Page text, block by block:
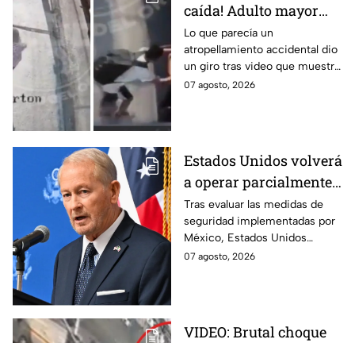
caída! Adulto mayor
muere atropellado por
tráiler; joven lo empujó
en Monterrey
Lo que parecía un
atropellamiento accidental dio
un giro tras video que muestra
cómo un joven empujó a
07 agosto, 2026
Estados Unidos volverá
a operar parcialmente
en Michoacán tras
suspensión por
motivos de seguridad
Tras evaluar las medidas de
seguridad implementadas por
México, Estados Unidos
reanudará parcialmente sus
07 agosto, 2026
VIDEO: Brutal choque